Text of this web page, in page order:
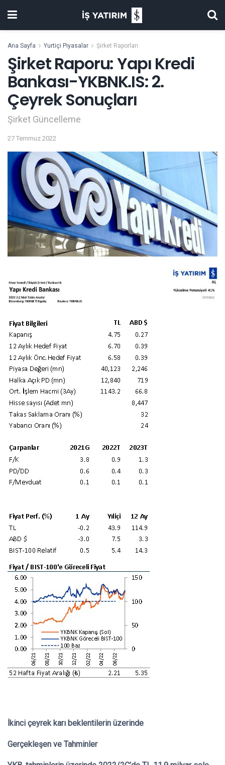
Ana Sayfa Yurtiçi Piyasalar Şirket Raporları
Şirket Raporu: Yapı Kredi
Bankası-YKBNK.IS: 2.
Çeyrek Sonuçları
Şirket Güncelleme
27 Temmuz 2022
İkinci çeyrek karı beklentilerin üzerinde
Gerçekleşen ve Tahminler